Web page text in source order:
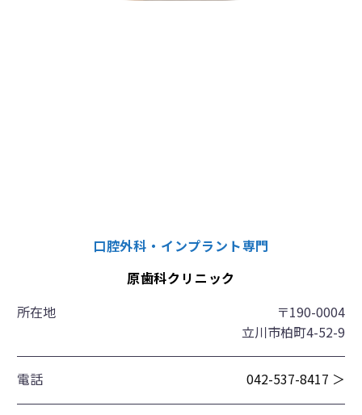
口腔外科・インプラント専門
原歯科クリニック
所在地
〒190-0004
立川市柏町4-52-9
電話 042-537-8417 ＞